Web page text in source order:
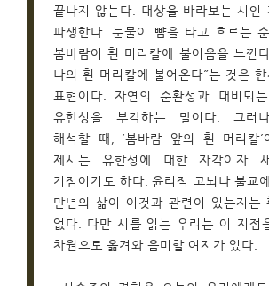
끝나지 않는다. 대상을 바라보는 시인
파생한다. 눈물이 뺨을 타고 흐르는
봄바람이 흰 머리칼에 불어옴을 느낀
나의 흰 머리칼에 불어온다”는 것은
표현이다. 자연의 순환성과 대비되
유한성을 부각하는 말이다. 그러
해석할 때, ‘봄바람 앞의 흰 머리칼’
제시는 유한성에 대한 자각이자
기점이기도 하다. 윤리적 고뇌나 불교
만년의 삶이 이것과 관련이 있는지는
없다. 다만 시를 읽는 우리는 이 지점
차원으로 옮겨와 음미할 여지가 있다.